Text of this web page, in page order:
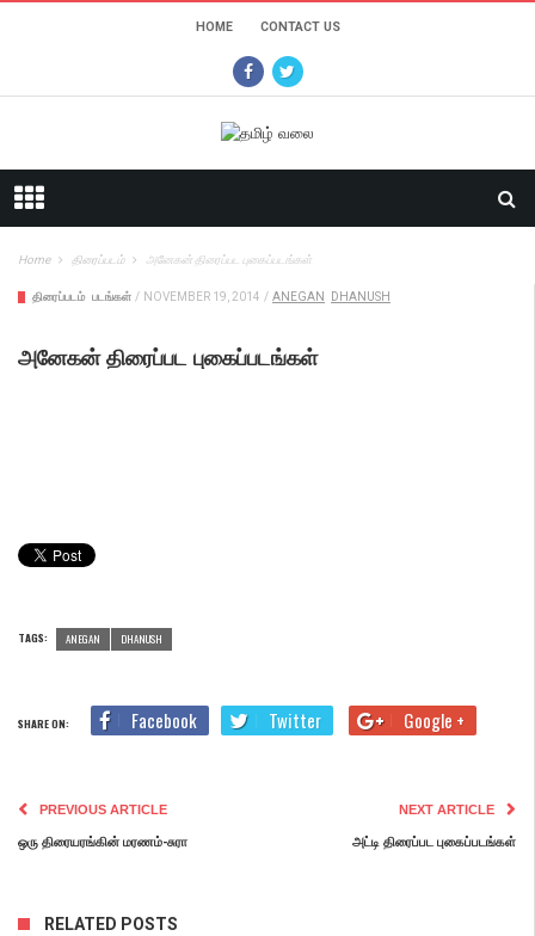
HOME CONTACT US
Home திரைப்படம் அனேகன் திரைப்பட புகைப்படங்கள்
திரைப்படம் படங்கள் / NOVEMBER 19, 2014 / ANEGAN DHANUSH
அனேகன் திரைப்பட புகைப்படங்கள்
TAGS: ANEGAN DHANUSH
SHARE ON: Facebook Twitter Google +
PREVIOUS ARTICLE
ஒரு திரையரங்கின் மரணம்-சுரா
NEXT ARTICLE
அட்டி திரைப்பட புகைப்படங்கள்
RELATED POSTS